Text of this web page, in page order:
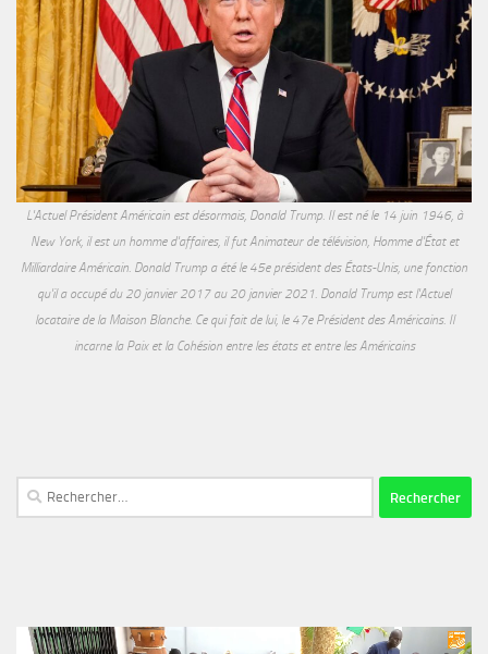
L'Actuel Président Américain est désormais, Donald Trump. Il est né le 14 juin 1946, à
New York, il est un homme d'affaires, il fut Animateur de télévision, Homme d'État et
Milliardaire Américain. Donald Trump a été le 45e président des États-Unis, une fonction
qu'il a occupé du 20 janvier 2017 au 20 janvier 2021. Donald Trump est l'Actuel
locataire de la Maison Blanche. Ce qui fait de lui, le 47e Président des Américains. Il
incarne la Paix et la Cohésion entre les états et entre les Américains
Rechercher :